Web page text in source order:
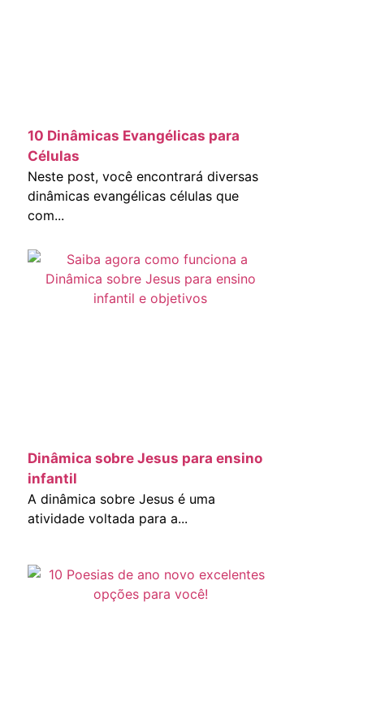
10 Dinâmicas Evangélicas para
Células
Neste post, você encontrará diversas
dinâmicas evangélicas células que
com...
Dinâmica sobre Jesus para ensino
infantil
A dinâmica sobre Jesus é uma
atividade voltada para a...